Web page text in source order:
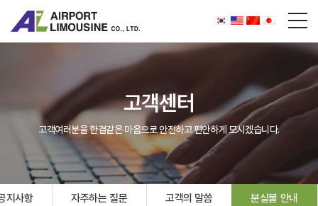
고객센터
고객여러분을 한결같은 마음으로 안전하고 편안하게 모시겠습니다.
지사항 자주하는 질문 고객의 말씀 분실물 안내